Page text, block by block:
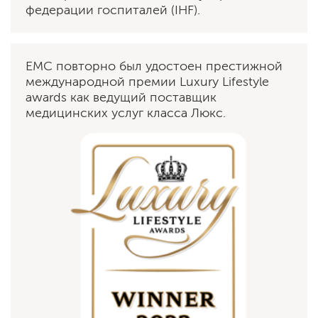
федерации госпиталей (IHF).
ЕМС повторно был удостоен престижной
международной премии Luxury Lifestyle
awards как ведущий поставщик
медицинских услуг класса Люкс.